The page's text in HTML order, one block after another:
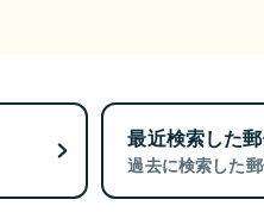
最近検索した
過去に検索した